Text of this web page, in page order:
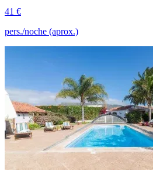
41 €
pers./noche (aprox.)